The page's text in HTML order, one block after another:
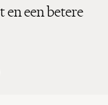
een betere